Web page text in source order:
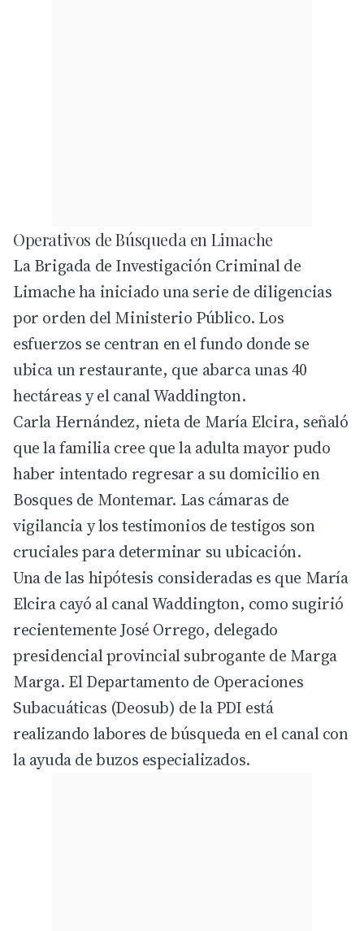
Operativos de Búsqueda en Limache
La Brigada de Investigación Criminal de
Limache ha iniciado una serie de diligencias
por orden del Ministerio Público. Los
esfuerzos se centran en el fundo donde se
ubica un restaurante, que abarca unas 40
hectáreas y el canal Waddington.
Carla Hernández, nieta de María Elcira, señaló
que la familia cree que la adulta mayor pudo
haber intentado regresar a su domicilio en
Bosques de Montemar. Las cámaras de
vigilancia y los testimonios de testigos son
cruciales para determinar su ubicación.
Una de las hipótesis consideradas es que María
Elcira cayó al canal Waddington, como sugirió
recientemente José Orrego, delegado
presidencial provincial subrogante de Marga
Marga. El Departamento de Operaciones
Subacuáticas (Deosub) de la PDI está
realizando labores de búsqueda en el canal con
la ayuda de buzos especializados.